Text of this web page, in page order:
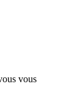
vous